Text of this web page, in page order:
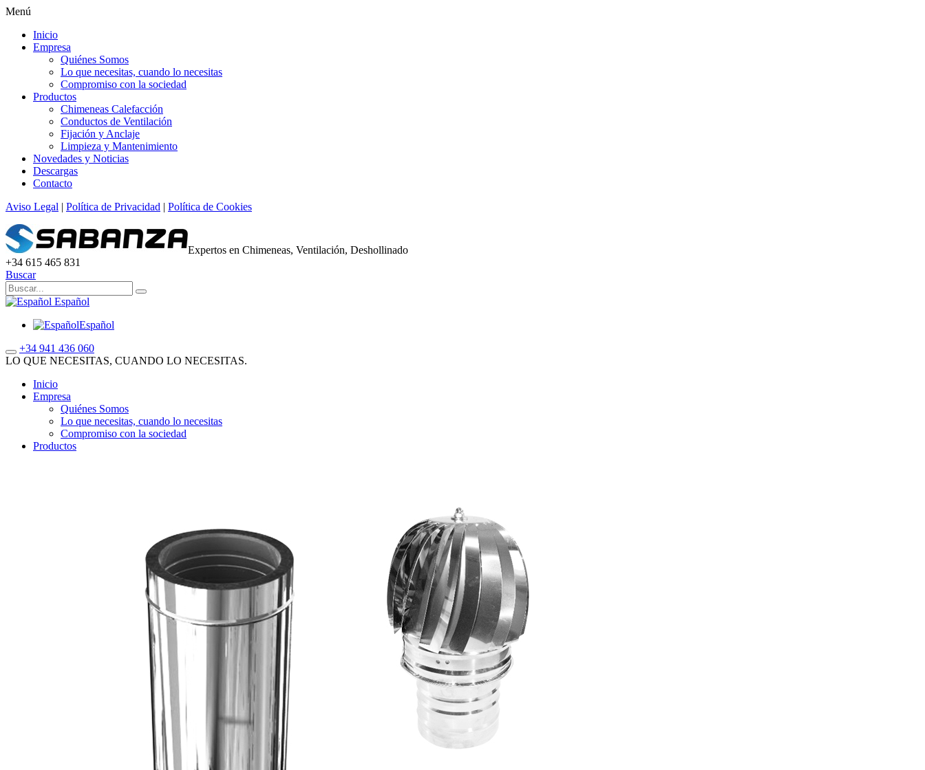
Menú
Inicio
Empresa
Quiénes Somos
Lo que necesitas, cuando lo necesitas
Compromiso con la sociedad
Productos
Chimeneas Calefacción
Conductos de Ventilación
Fijación y Anclaje
Limpieza y Mantenimiento
Novedades y Noticias
Descargas
Contacto
Aviso Legal | Política de Privacidad | Política de Cookies
Expertos en Chimeneas, Ventilación, Deshollinado
+34 615 465 831
Buscar
Español
Español
+34 941 436 060
LO QUE NECESITAS, CUANDO LO NECESITAS.
Inicio
Empresa
Quiénes Somos
Lo que necesitas, cuando lo necesitas
Compromiso con la sociedad
Productos